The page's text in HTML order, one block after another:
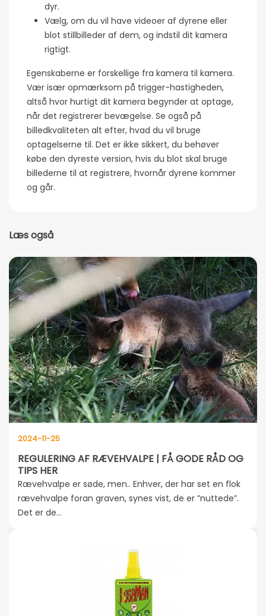
dyr.
Vælg, om du vil have videoer af dyrene eller
blot stillbilleder af dem, og indstil dit kamera
rigtigt.
Egenskaberne er forskellige fra kamera til kamera.
Vær især opmærksom på trigger-hastigheden,
altså hvor hurtigt dit kamera begynder at optage,
når det registrerer bevægelse. Se også på
billedkvaliteten alt efter, hvad du vil bruge
optagelserne til. Det er ikke sikkert, du behøver
købe den dyreste version, hvis du blot skal bruge
billederne til at registrere, hvornår dyrene kommer
og går.
Læs også
2024-11-25
REGULERING AF RÆVEHVALPE | FÅ GODE RÅD OG
TIPS HER
Rævehvalpe er søde, men.. Enhver, der har set en flok
rævehvalpe foran graven, synes vist, de er ”nuttede”.
Det er de...